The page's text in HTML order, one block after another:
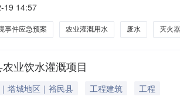
：中国（云南）自由贸易试验区昆明片区经开
：18620598991
19 14:57
事件应急预案 农业灌溉用水 废水 灭火器
业饮水灌溉项目
塔城地区｜裕民县 工程建筑
工程